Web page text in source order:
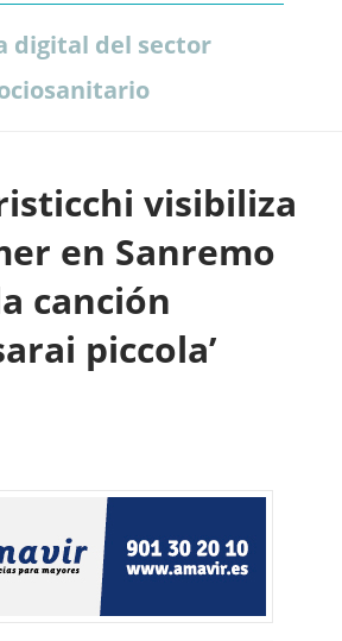
digital del sector
visibiliza
en Sanremo
canción
piccola’